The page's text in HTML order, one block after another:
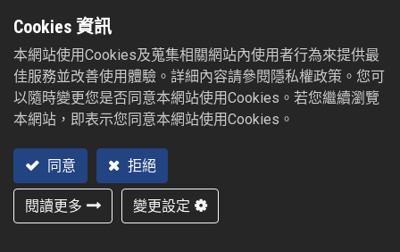
頁
格
2023/12/20
淨零轉型已不僅是議題，而是世界新常態，如何將節
能減碳實踐在企業運行並發現新商機，提高產業競爭
力，是台灣中小企業共同的課題。
​由經濟部中小及新創企業署主辦、財團法人塑膠工業
技術發展中心、工業技術研究院共同執行「中小企業
Cookies 資訊
本網站使用Cookies及蒐集相關網站內使用者行為來提供最
佳服務並改善使用體驗。詳細內容請參閱隱私權政策。您可
以隨時變更您是否同意本網站使用Cookies。若您繼續瀏覽
本網站，即表示您同意本網站使用Cookies。
同意 拒絕
閱讀更多 變更設定